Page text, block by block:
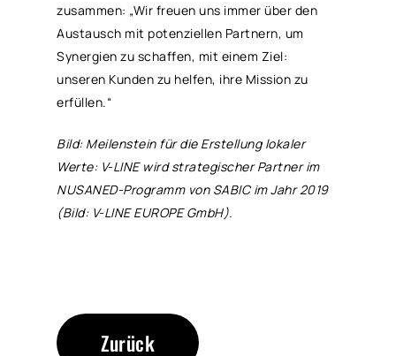
zusammen: „Wir freuen uns immer über den
Austausch mit potenziellen Partnern, um
Synergien zu schaffen, mit einem Ziel:
unseren Kunden zu helfen, ihre Mission zu
erfüllen.“
Bild: Meilenstein für die Erstellung lokaler
Werte: V-LINE wird strategischer Partner im
NUSANED-Programm von SABIC im Jahr 2019
(Bild: V-LINE EUROPE GmbH).
Zurück